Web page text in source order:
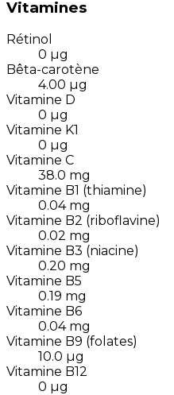
Vitamines
Rétinol
0 µg
Bêta-carotène
4.00 µg
Vitamine D
0 µg
Vitamine K1
0 µg
Vitamine C
38.0 mg
Vitamine B1 (thiamine)
0.04 mg
Vitamine B2 (riboflavine)
0.02 mg
Vitamine B3 (niacine)
0.20 mg
Vitamine B5
0.19 mg
Vitamine B6
0.04 mg
Vitamine B9 (folates)
10.0 µg
Vitamine B12
0 µg